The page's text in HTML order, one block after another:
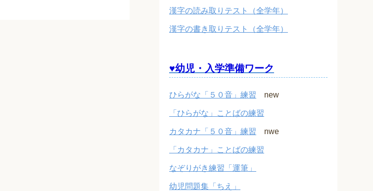
漢字の読み取りテスト（全学年）
漢字の書き取りテスト（全学年）
♥幼児・入学準備ワーク
ひらがな「５０音」練習 new
「ひらがな」ことばの練習
カタカナ「５０音」練習 nwe
「カタカナ」ことばの練習
なぞりがき練習「運筆」
幼児問題集「ちえ」